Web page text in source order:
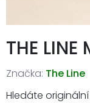
THE
Značka: The Line
Hledáte